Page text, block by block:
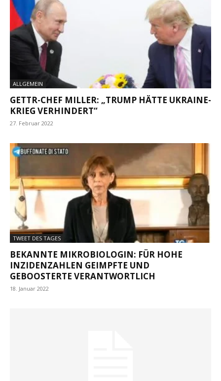
ALLGEMEIN
GETTR-CHEF MILLER: „TRUMP HÄTTE UKRAINE-
KRIEG VERHINDERT“
27. Februar 2022
TWEET DES TAGES
BEKANNTE MIKROBIOLOGIN: FÜR HOHE
INZIDENZAHLEN GEIMPFTE UND
GEBOOSTERTE VERANTWORTLICH
18. Januar 2022